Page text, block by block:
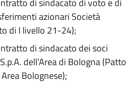
di sindacato di voto e di
azionari Società
di I livello 21-24);
di sindacato dei soci
dell’Area di Bologna (Patto
Bolognese);